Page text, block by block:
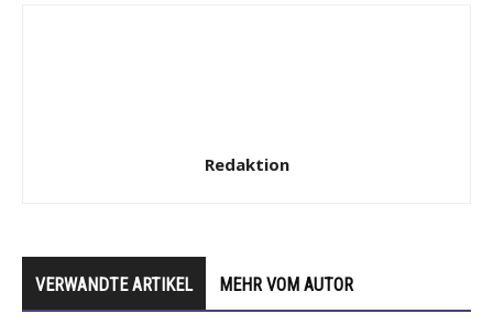
Redaktion
VERWANDTE ARTIKEL MEHR VOM AUTOR